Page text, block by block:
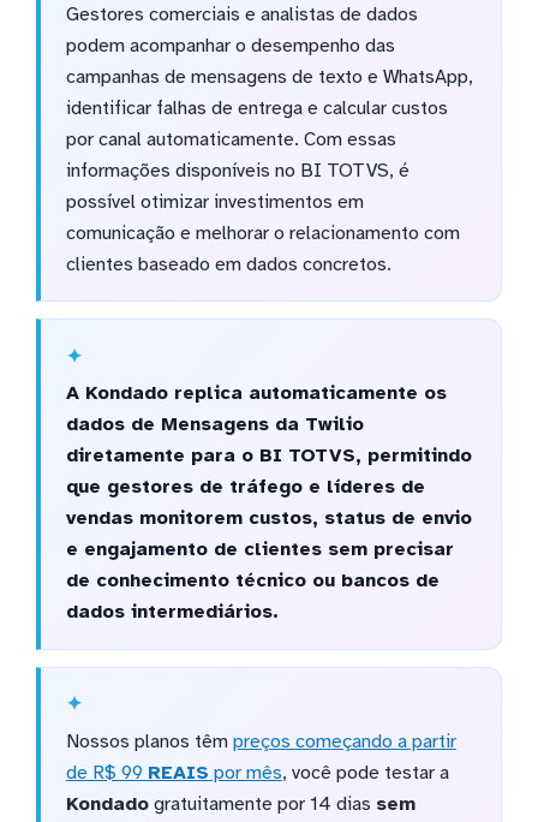
Gestores comerciais e analistas de dados
podem acompanhar o desempenho das
campanhas de mensagens de texto e WhatsApp,
identificar falhas de entrega e calcular custos
por canal automaticamente. Com essas
informações disponíveis no BI TOTVS, é
possível otimizar investimentos em
comunicação e melhorar o relacionamento com
clientes baseado em dados concretos.
A Kondado replica automaticamente os
dados de Mensagens da Twilio
diretamente para o BI TOTVS, permitindo
que gestores de tráfego e líderes de
vendas monitorem custos, status de envio
e engajamento de clientes sem precisar
de conhecimento técnico ou bancos de
dados intermediários.
Nossos planos têm preços começando a partir
de R$ 99 REAIS por mês, você pode testar a
Kondadogratuitamente por 14 dias sem